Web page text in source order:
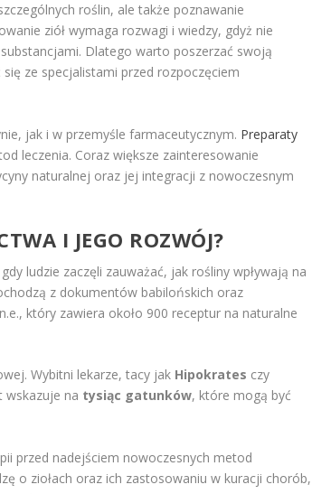
roślin, ale także poznawanie
ziół wymaga rozwagi i wiedzy, gdyż nie
Dlatego warto poszerzać swoją
ze specjalistami przed rozpoczęciem
jak i w przemyśle farmaceutycznym. Preparaty
leczenia. Coraz większe zainteresowanie
naturalnej oraz jej integracji z nowoczesnym
I JEGO ROZWÓJ?
ludzie zaczęli zauważać, jak rośliny wpływają na
z dokumentów babilońskich oraz
który zawiera około 900 receptur na naturalne
Wybitni lekarze, tacy jak Hipokrates czy
wskazuje na tysiąc gatunków, które mogą być
przed nadejściem nowoczesnych metod
o ziołach oraz ich zastosowaniu w kuracji chorób,